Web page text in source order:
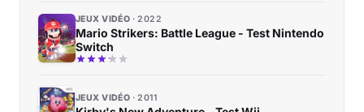
JEUX VIDÉO 2022
Mario Strikers: Battle League - Test Nintendo
Switch
JEUX VIDÉO 2011